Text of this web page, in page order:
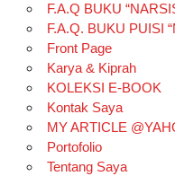
F.A.Q BUKU
F.A.Q. BUKU PUISI
Front Page
Karya & Kiprah
KOLEKSI E-BOOK
Kontak Saya
MY ARTICLE
Portofolio
Tentang Saya